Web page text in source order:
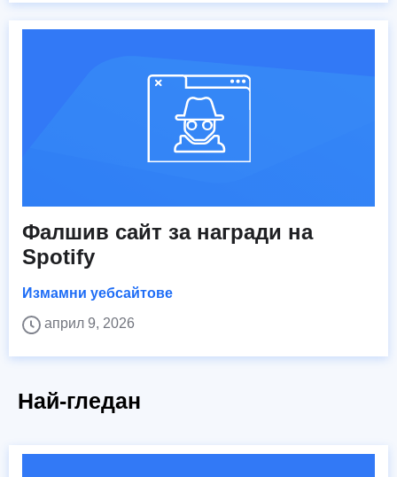
Фалшив сайт за награди на
Spotify
Измамни уебсайтове
април 9, 2026
Най-гледан